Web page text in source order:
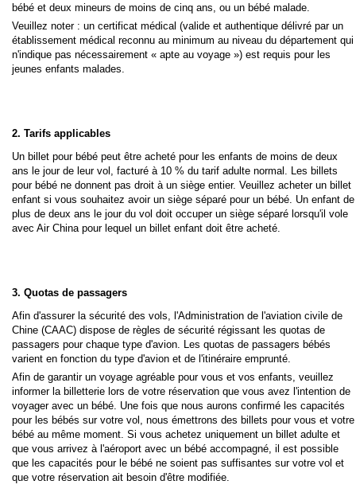
bébé et deux mineurs de moins de cinq ans, ou un bébé malade.
Veuillez noter : un certificat médical (valide et authentique délivré par un
établissement médical reconnu au minimum au niveau du département qui
n'indique pas nécessairement « apte au voyage ») est requis pour les
jeunes enfants malades.
2. Tarifs applicables
Un billet pour bébé peut être acheté pour les enfants de moins de deux
ans le jour de leur vol, facturé à 10 % du tarif adulte normal. Les billets
pour bébé ne donnent pas droit à un siège entier. Veuillez acheter un billet
enfant si vous souhaitez avoir un siège séparé pour un bébé. Un enfant de
plus de deux ans le jour du vol doit occuper un siège séparé lorsqu'il vole
avec Air China pour lequel un billet enfant doit être acheté.
3. Quotas de passagers
Afin d'assurer la sécurité des vols, l'Administration de l'aviation civile de
Chine (CAAC) dispose de règles de sécurité régissant les quotas de
passagers pour chaque type d'avion. Les quotas de passagers bébés
varient en fonction du type d'avion et de l'itinéraire emprunté.
Afin de garantir un voyage agréable pour vous et vos enfants, veuillez
informer la billetterie lors de votre réservation que vous avez l'intention de
voyager avec un bébé. Une fois que nous aurons confirmé les capacités
pour les bébés sur votre vol, nous émettrons des billets pour vous et votre
bébé au même moment. Si vous achetez uniquement un billet adulte et
que vous arrivez à l'aéroport avec un bébé accompagné, il est possible
que les capacités pour le bébé ne soient pas suffisantes sur votre vol et
que votre réservation ait besoin d'être modifiée.